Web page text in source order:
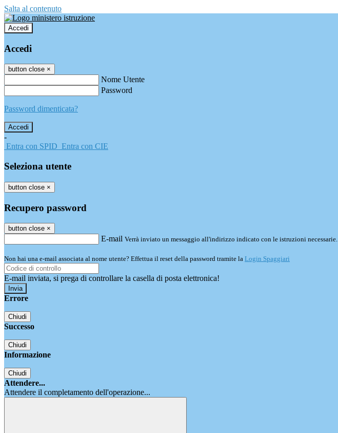
Salta al contenuto
Accedi
Accedi
button close ×
Nome Utente
Password
Password dimenticata?
-
Entra con SPID Entra con CIE
Seleziona utente
button close ×
Recupero password
button close ×
E-mail Verrà inviato un messaggio all'indirizzo indicato con le istruzioni necessarie.
Non hai una e-mail associata al nome utente? Effettua il reset della password tramite la Login Spaggiari
E-mail inviata, si prega di controllare la casella di posta elettronica!
Errore
Chiudi
Successo
Chiudi
Informazione
Chiudi
Attendere...
Attendere il completamento dell'operazione...